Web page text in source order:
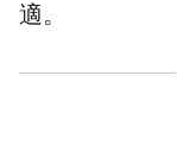
適。